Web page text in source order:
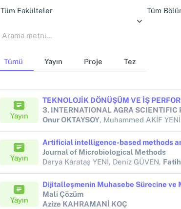
Tüm Fakülteler Tüm
Tümü Yayın Proje Tez
Yayın
Onur OKTAYSOY, Muhammed AKİF
Yayın
Journal of Microbiological Methods
Derya Karataş YENİ, Deniz GÜVEN,
Yayın
Mali Çözüm
Azize KAHRAMANİ KOÇ